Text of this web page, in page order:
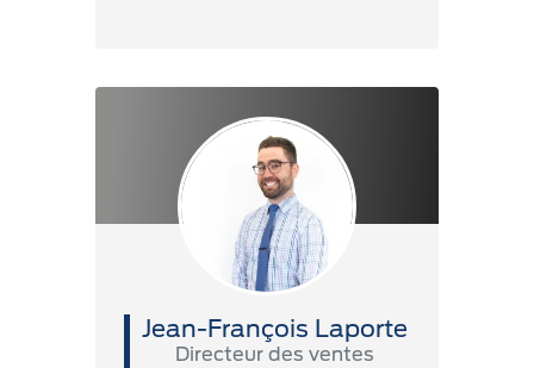
Jean-François Laporte
Directeur des ventes